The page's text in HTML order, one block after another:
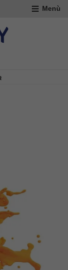
Menù